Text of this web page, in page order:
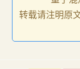
转载请注明原